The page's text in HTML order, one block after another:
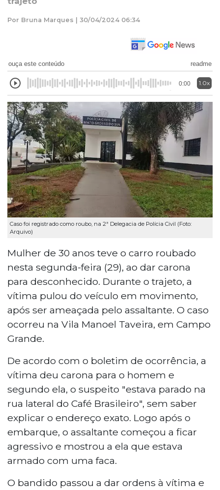
Por Bruna Marques | 30/04/2024 06:34
ouça este conteúdo readme
0:00 1.0x
Caso foi registrado como roubo, na 2ª Delegacia de Polícia Civil (Foto:
Arquivo)
Mulher de 30 anos teve o carro roubado
nesta segunda-feira (29), ao dar carona
para desconhecido. Durante o trajeto, a
vítima pulou do veículo em movimento,
após ser ameaçada pelo assaltante. O caso
ocorreu na Vila Manoel Taveira, em Campo
Grande.
De acordo com o boletim de ocorrência, a
vítima deu carona para o homem e
segundo ela, o suspeito "estava parado na
rua lateral do Café Brasileiro", sem saber
explicar o endereço exato. Logo após o
embarque, o assaltante começou a ficar
agressivo e mostrou a ela que estava
armado com uma faca.
O bandido passou a dar ordens à vítima e